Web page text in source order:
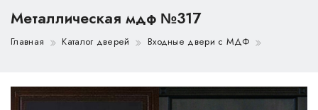
Металлическая мдф №317
Главная Каталог дверей Входные двери с МДФ